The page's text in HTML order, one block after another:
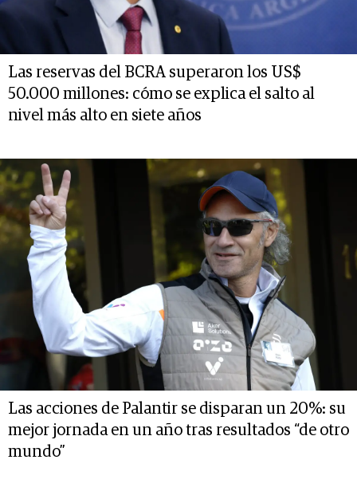
Las reservas del BCRA superaron los US$
50.000 millones: cómo se explica el salto al
nivel más alto en siete años
Las acciones de Palantir se disparan un 20%: su
mejor jornada en un año tras resultados “de otro
mundo”